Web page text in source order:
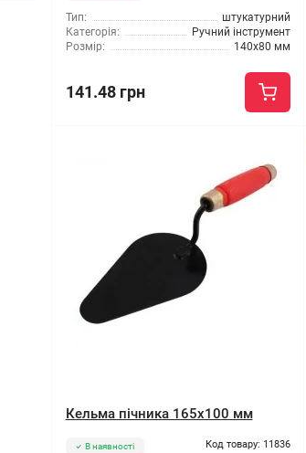
Тип:
штукатурний
Категорія:
Ручний інструмент
Розмір:
140x80 мм
141.48 грн
Кельма пічника 165x100 мм
В наявності Код товару: 11836